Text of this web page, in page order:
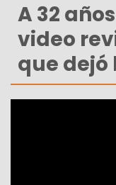
A 32
video
que dejó